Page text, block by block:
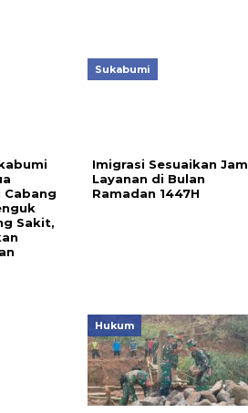
Cabang
Sakit,
Sukabumi
Imigrasi Sesuaikan Jam
Layanan di Bulan
Ramadan 1447H
Hukum